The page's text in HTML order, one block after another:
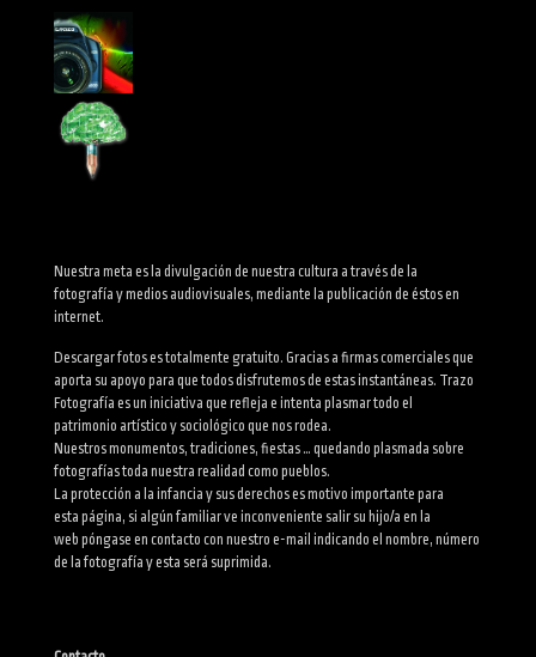
Nuestra meta es la divulgación de nuestra cultura a través de la
fotografía y medios audiovisuales, mediante la publicación de éstos en
internet.
Descargar fotos es totalmente gratuito. Gracias a firmas comerciales que
aporta su apoyo para que todos disfrutemos de estas instantáneas. Trazo
Fotografía es un iniciativa que refleja e intenta plasmar todo el
patrimonio artístico y sociológico que nos rodea.
Nuestros monumentos, tradiciones, fiestas … quedando plasmada sobre
fotografías toda nuestra realidad como pueblos.
La protección a la infancia y sus derechos es motivo importante para
esta página, si algún familiar ve inconveniente salir su hijo/a en la
web póngase en contacto con nuestro e-mail indicando el nombre, número
de la fotografía y esta será suprimida.